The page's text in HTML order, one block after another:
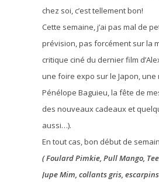
chez soi, c’est tellement bon!
Cette semaine, j’ai pas mal de
prévision, pas forcément sur la
critique ciné du dernier film
une foire expo sur le Japon,
Pénélope Baguieu, la fête de
des nouveaux cadeaux et
aussi…).
En tout cas, bon début de
( Foulard Pimkie, Pull Mango,
Jupe Mim, collants gris,